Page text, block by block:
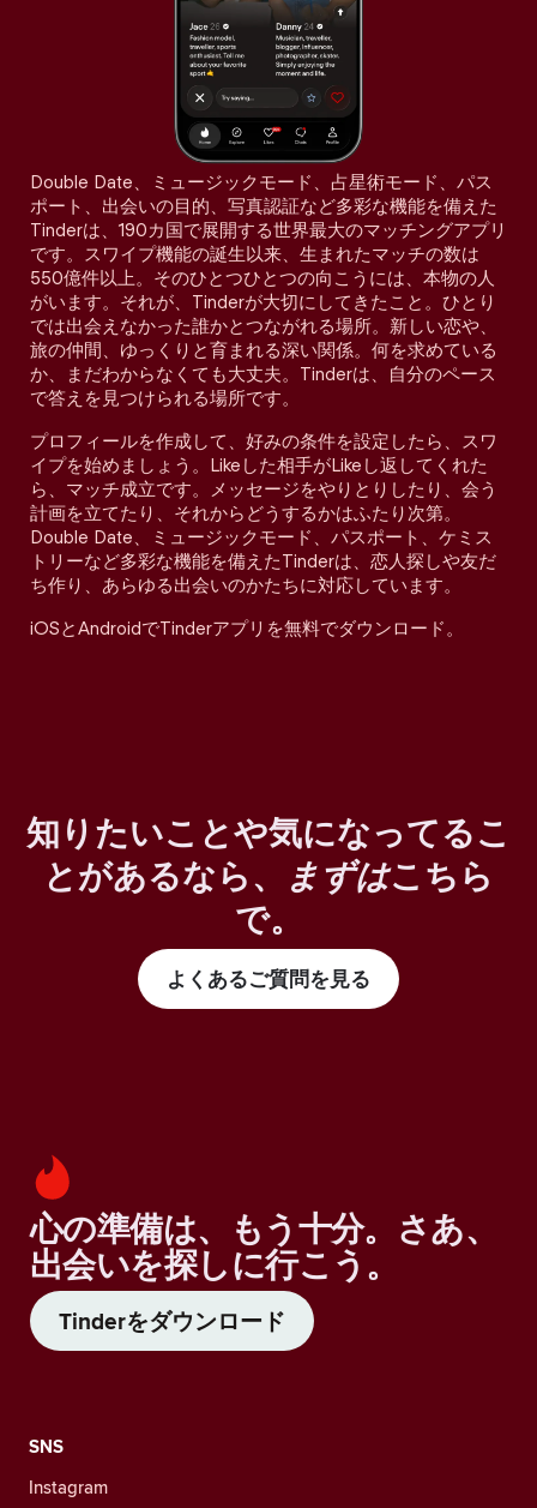
Double Date、ミュージックモード、占星術モード、パス
ポート、出会いの目的、写真認証など多彩な機能を備えた
Tinderは、190カ国で展開する世界最大のマッチングアプリ
です。スワイプ機能の誕生以来、生まれたマッチの数は
550億件以上。そのひとつひとつの向こうには、本物の人
がいます。それが、Tinderが大切にしてきたこと。ひとり
では出会えなかった誰かとつながれる場所。新しい恋や、
旅の仲間、ゆっくりと育まれる深い関係。何を求めている
か、まだわからなくても大丈夫。Tinderは、自分のペース
で答えを見つけられる場所です。
プロフィールを作成して、好みの条件を設定したら、スワ
イプを始めましょう。Likeした相手がLikeし返してくれた
ら、マッチ成立です。メッセージをやりとりしたり、会う
計画を立てたり、それからどうするかはふたり次第。
Double Date、ミュージックモード、パスポート、ケミス
トリーなど多彩な機能を備えたTinderは、恋人探しや友だ
ち作り、あらゆる出会いのかたちに対応しています。
iOSとAndroidでTinderアプリを無料でダウンロード。
知りたいことや気になってるこ
とがあるなら、
まずはこちら
で。
よくあるご質問を見る
心の準備は、もう十分。さあ、
出会いを探しに行こう。
Tinderをダウンロード
SNS
Instagram